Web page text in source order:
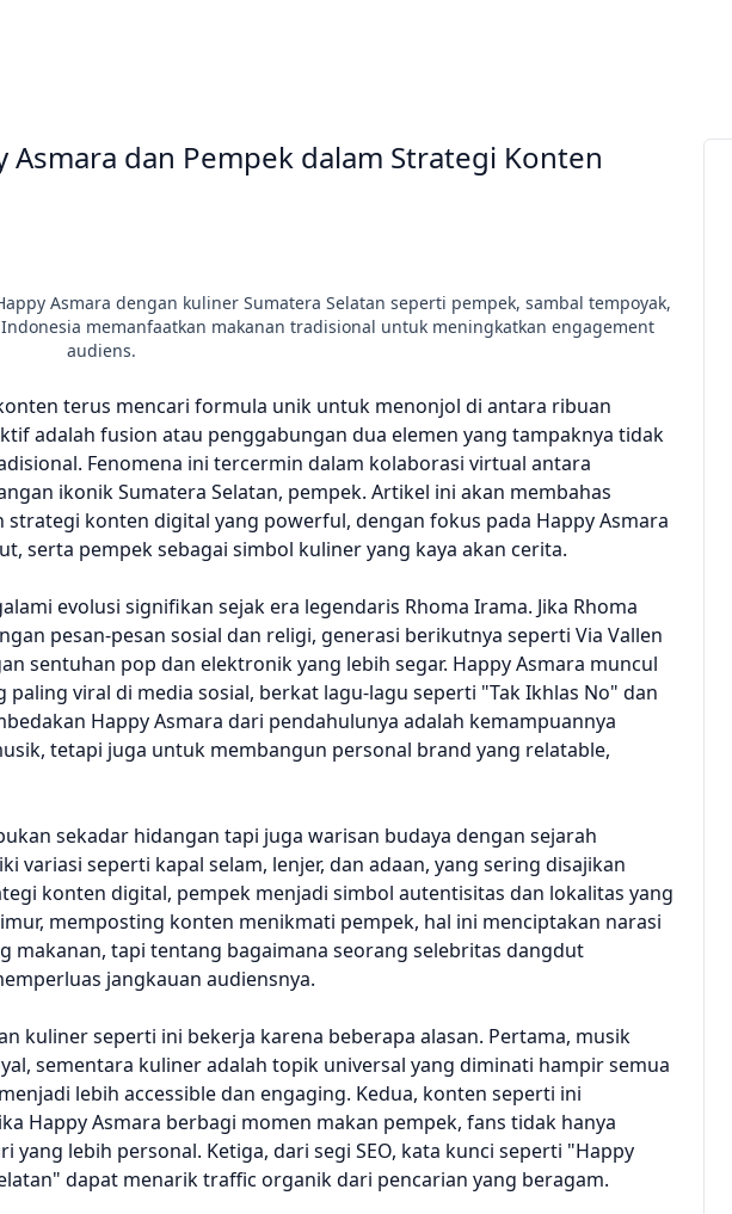
dan Pempek dalam Strategi Konten
Asmara dengan kuliner Sumatera Selatan seperti pempek, sambal tempoyak,
memanfaatkan makanan tradisional untuk meningkatkan engagement
audiens.
terus mencari formula unik untuk menonjol di antara ribuan
adalah fusion atau penggabungan dua elemen yang tampaknya tidak
Fenomena ini tercermin dalam kolaborasi virtual antara
ikonik Sumatera Selatan, pempek. Artikel ini akan membahas
konten digital yang powerful, dengan fokus pada Happy Asmara
serta pempek sebagai simbol kuliner yang kaya akan cerita.
evolusi signifikan sejak era legendaris Rhoma Irama. Jika Rhoma
pesan-pesan sosial dan religi, generasi berikutnya seperti Via Vallen
sentuhan pop dan elektronik yang lebih segar. Happy Asmara muncul
viral di media sosial, berkat lagu-lagu seperti "Tak Ikhlas No" dan
Happy Asmara dari pendahulunya adalah kemampuannya
tetapi juga untuk membangun personal brand yang relatable,
sekadar hidangan tapi juga warisan budaya dengan sejarah
variasi seperti kapal selam, lenjer, dan adaan, yang sering disajikan
konten digital, pempek menjadi simbol autentisitas dan lokalitas yang
memposting konten menikmati pempek, hal ini menciptakan narasi
makanan, tapi tentang bagaimana seorang selebritas dangdut
jangkauan audiensnya.
kuliner seperti ini bekerja karena beberapa alasan. Pertama, musik
sementara kuliner adalah topik universal yang diminati hampir semua
lebih accessible dan engaging. Kedua, konten seperti ini
Happy Asmara berbagi momen makan pempek, fans tidak hanya
lebih personal. Ketiga, dari segi SEO, kata kunci seperti "Happy
dapat menarik traffic organik dari pencarian yang beragam.